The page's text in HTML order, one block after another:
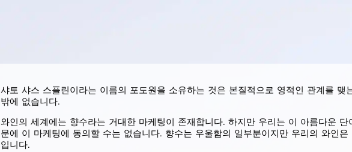
샤토 샤스 스플린이라는 이름의 포도원을 소유하는 것은 본질적으로 영적인 관계를 맺
밖에 없습니다.
와인의 세계에는 향수라는 거대한 마케팅이 존재합니다. 하지만 우리는 이 아름다운
문에 이 마케팅에 동의할 수는 없습니다. 향수는 우울함의 일부분이지만 우리의 와인
입니다.